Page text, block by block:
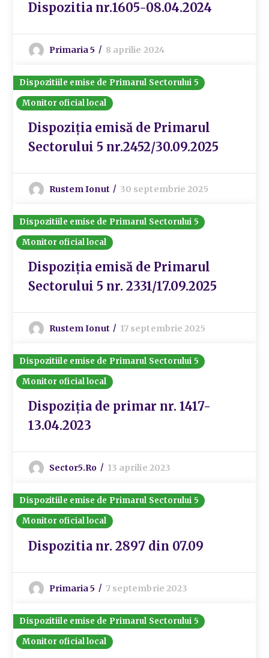
Dispozitia nr.1605-08.04.2024
Primaria 5 8 aprilie 2024
Dispozitiile emise de Primarul Sectorului 5
Monitor oficial local
Dispoziția emisă de Primarul
Sectorului 5 nr.2452/30.09.2025
Rustem Ionut 30 septembrie 2025
Dispozitiile emise de Primarul Sectorului 5
Monitor oficial local
Dispoziția emisă de Primarul
Sectorului 5 nr. 2331/17.09.2025
Rustem Ionut 17 septembrie 2025
Dispozitiile emise de Primarul Sectorului 5
Monitor oficial local
Dispoziția de primar nr. 1417-
13.04.2023
Sector5.ro 13 aprilie 2023
Dispozitiile emise de Primarul Sectorului 5
Monitor oficial local
Dispozitia nr. 2897 din 07.09
Primaria 5 7 septembrie 2023
Dispozitiile emise de Primarul Sectorului 5
Monitor oficial local